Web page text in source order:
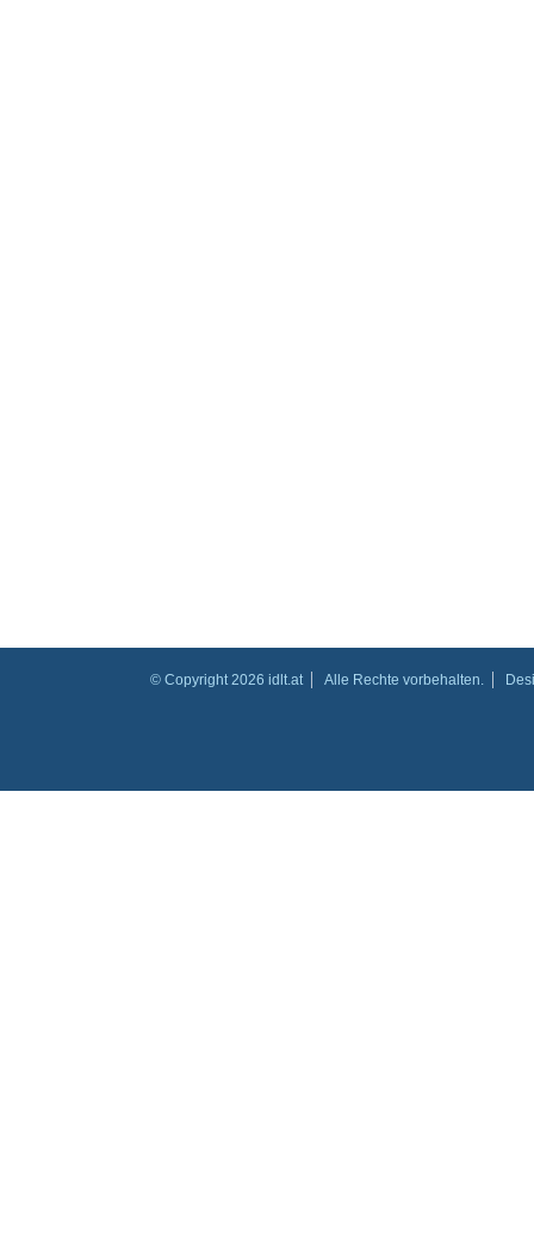
© Copyright 2026 idlt.at Alle Rechte vorbehalten.